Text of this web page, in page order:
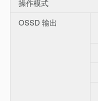
操作模式
OSSD 输出